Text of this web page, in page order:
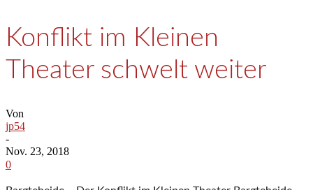
Konflikt im Kleinen
Theater schwelt weiter
Von
jp54
-
Nov. 23, 2018
0